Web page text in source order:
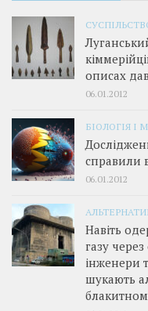
описах
06.01.2012
БІОЛОГІЯ І
справили
06.01.2012
Навіть
газу
інженери
шукають